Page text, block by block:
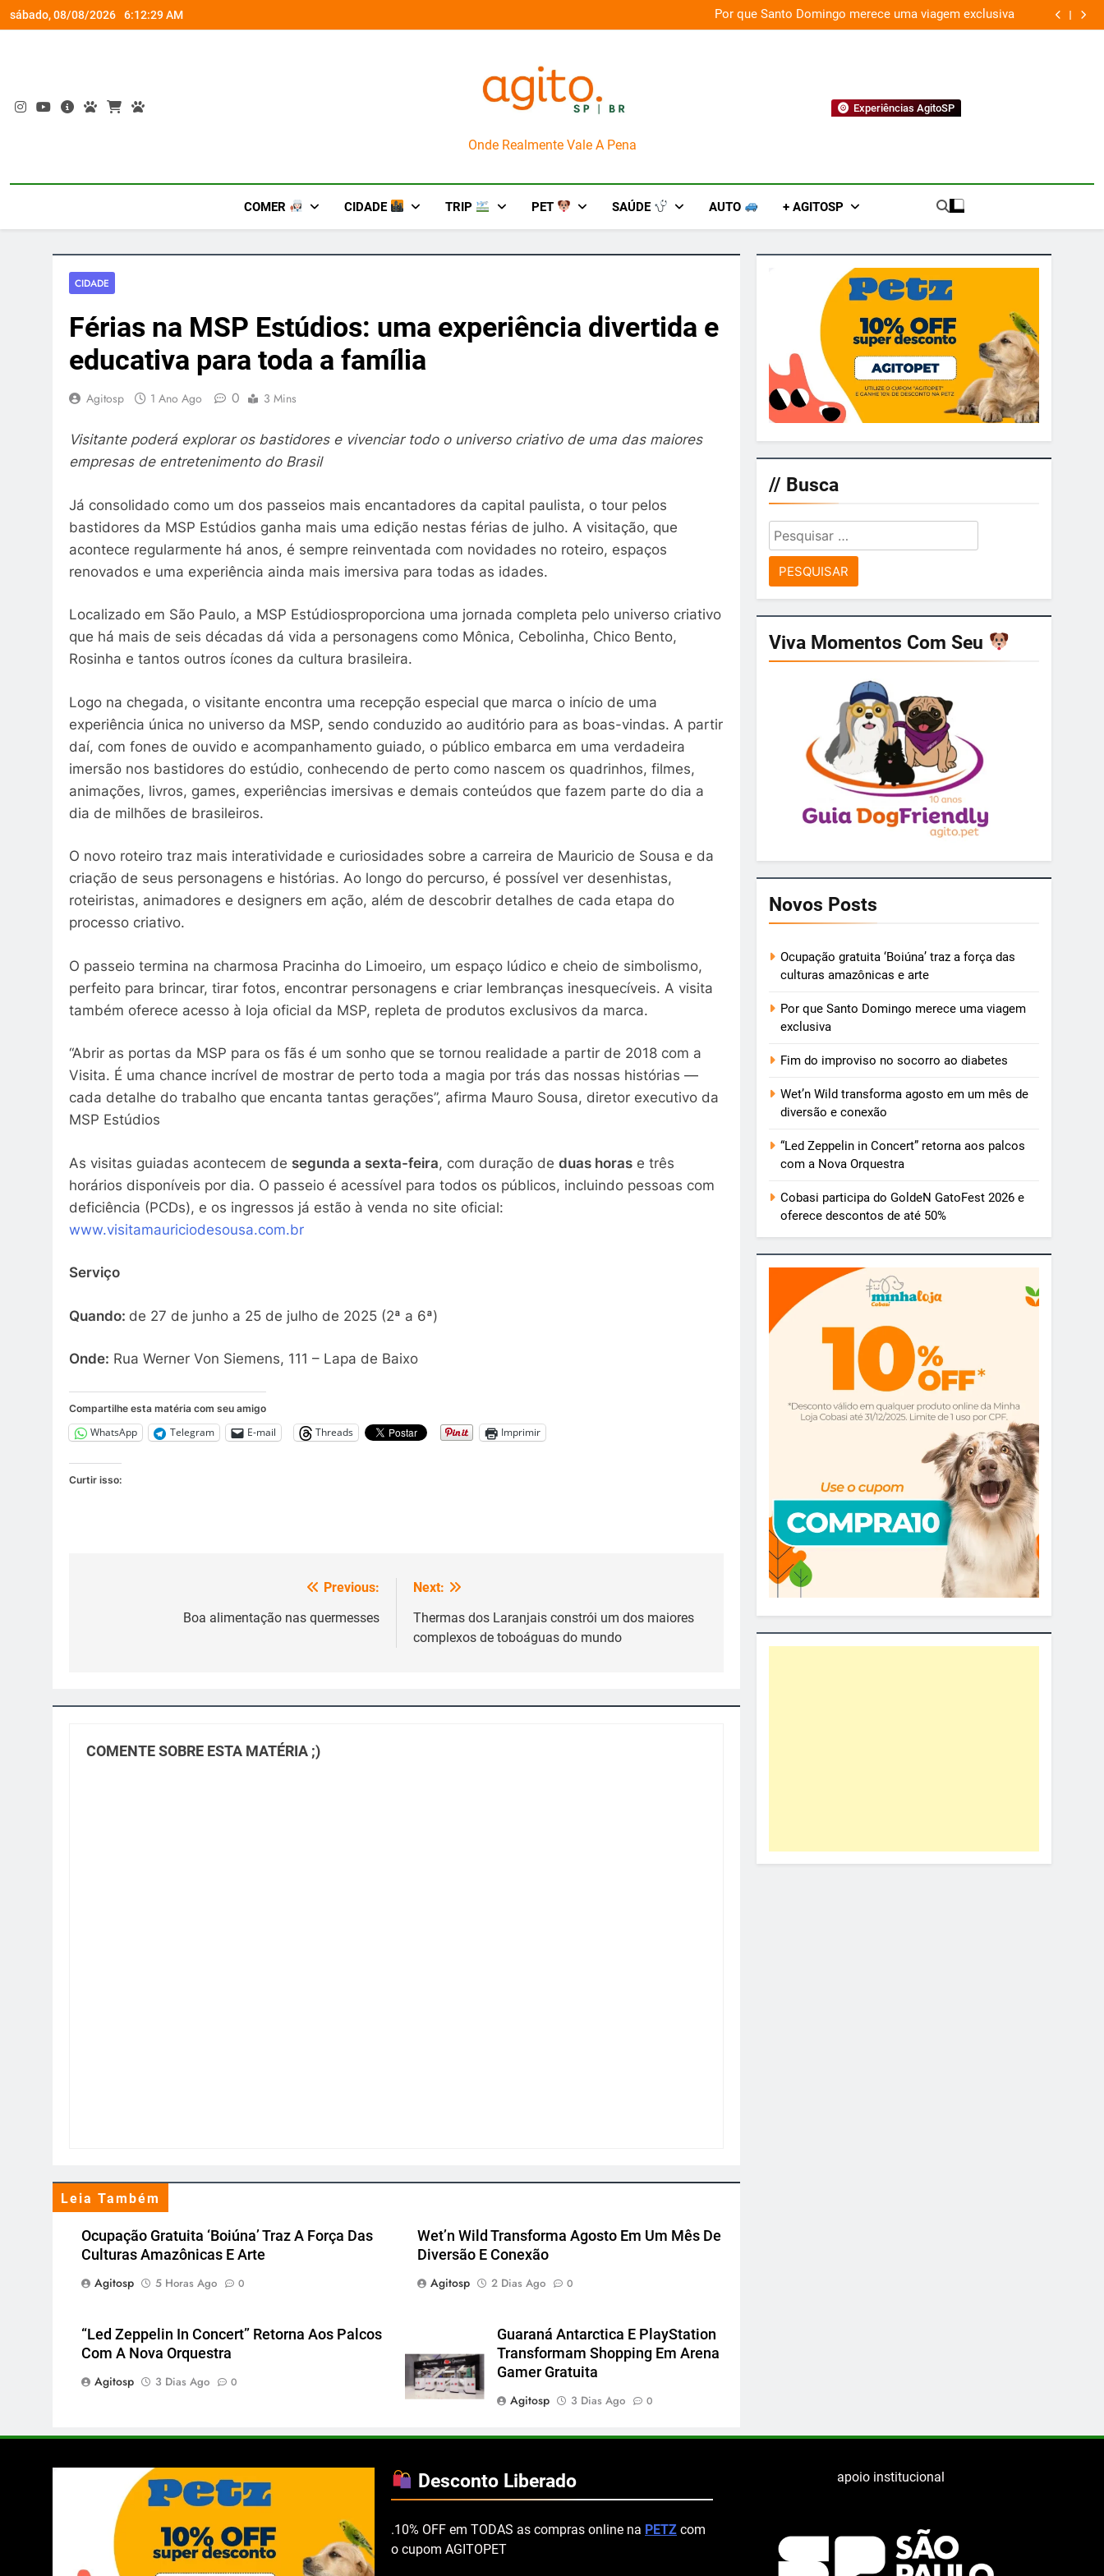
Skip
to
sábado, 08/08/2026 6:12:30 AM
gamer gratuita Ocupação gratuita ‘Boiúna’ traz a força das culturas amazônicas e arte Por que Santo Domingo merece uma viagem exclusiva
AgitoSP
Onde Realmente Vale A Pena
Experiências AgitoSP
COMER CIDADE TRIP PET SAÚDE AUTO + AGITOSP
CIDADE
Férias na MSP Estúdios: uma experiência divertida e
educativa para toda a família
Agitosp 1 Ano Ago 0 3 Mins
Visitante poderá explorar os bastidores e vivenciar todo o universo criativo de uma das maiores
empresas de entretenimento do Brasil
Já consolidado como um dos passeios mais encantadores da capital paulista, o tour pelos
bastidores da MSP Estúdios ganha mais uma edição nestas férias de julho. A visitação, que
acontece regularmente há anos, é sempre reinventada com novidades no roteiro, espaços
renovados e uma experiência ainda mais imersiva para todas as idades.
Localizado em São Paulo, a MSP Estúdiosproporciona uma jornada completa pelo universo criativo
que há mais de seis décadas dá vida a personagens como Mônica, Cebolinha, Chico Bento,
Rosinha e tantos outros ícones da cultura brasileira.
Logo na chegada, o visitante encontra uma recepção especial que marca o início de uma
experiência única no universo da MSP, sendo conduzido ao auditório para as boas-vindas. A partir
daí, com fones de ouvido e acompanhamento guiado, o público embarca em uma verdadeira
imersão nos bastidores do estúdio, conhecendo de perto como nascem os quadrinhos, filmes,
animações, livros, games, experiências imersivas e demais conteúdos que fazem parte do dia a
dia de milhões de brasileiros.
O novo roteiro traz mais interatividade e curiosidades sobre a carreira de Mauricio de Sousa e da
criação de seus personagens e histórias. Ao longo do percurso, é possível ver desenhistas,
roteiristas, animadores e designers em ação, além de descobrir detalhes de cada etapa do
processo criativo.
O passeio termina na charmosa Pracinha do Limoeiro, um espaço lúdico e cheio de simbolismo,
perfeito para brincar, tirar fotos, encontrar personagens e criar lembranças inesquecíveis. A visita
também oferece acesso à loja oficial da MSP, repleta de produtos exclusivos da marca.
“Abrir as portas da MSP para os fãs é um sonho que se tornou realidade a partir de 2018 com a
Visita. É uma chance incrível de mostrar de perto toda a magia por trás das nossas histórias —
cada detalhe do trabalho que encanta tantas gerações”, afirma Mauro Sousa, diretor executivo da
MSP Estúdios
As visitas guiadas acontecem de segunda a sexta-feira, com duração de duas horas e três
horários disponíveis por dia. O passeio é acessível para todos os públicos, incluindo pessoas com
deficiência (PCDs), e os ingressos já estão à venda no site oficial:
www.visitamauriciodesousa.com.br
Serviço
Quando: de 27 de junho a 25 de julho de 2025 (2ª a 6ª)
Onde: Rua Werner Von Siemens, 111 – Lapa de Baixo
Compartilhe esta matéria com seu amigo
WhatsApp Telegram E-mail Threads Imprimir
Curtir isso:
Previous:
Boa alimentação nas quermesses
Next:
Thermas dos Laranjais constrói um dos maiores
complexos de toboáguas do mundo
COMENTE SOBRE ESTA MATÉRIA ;)
Leia Também
Ocupação Gratuita ‘Boiúna’ Traz A Força Das
Culturas Amazônicas E Arte
Agitosp
5 Horas Ago 0
Wet’n Wild Transforma Agosto Em Um Mês De
Diversão E Conexão
Agitosp
2 Dias Ago 0
“Led Zeppelin In Concert” Retorna Aos Palcos
Com A Nova Orquestra
Agitosp
3 Dias Ago 0
Guaraná Antarctica E PlayStation
Transformam Shopping Em Arena
Gamer Gratuita
Agitosp
3 Dias Ago 0
// Busca
Pesquisar
por:
Viva Momentos Com Seu
Novos Posts
Ocupação gratuita ‘Boiúna’ traz a força das
culturas amazônicas e arte
Por que Santo Domingo merece uma viagem
exclusiva
Fim do improviso no socorro ao diabetes
Wet’n Wild transforma agosto em um mês de
diversão e conexão
“Led Zeppelin in Concert” retorna aos palcos
com a Nova Orquestra
Cobasi participa do GoldeN GatoFest 2026 e
oferece descontos de até 50%
Desconto Liberado
.10% OFF em TODAS as compras online na PETZ com
o cupom AGITOPET
apoio institucional